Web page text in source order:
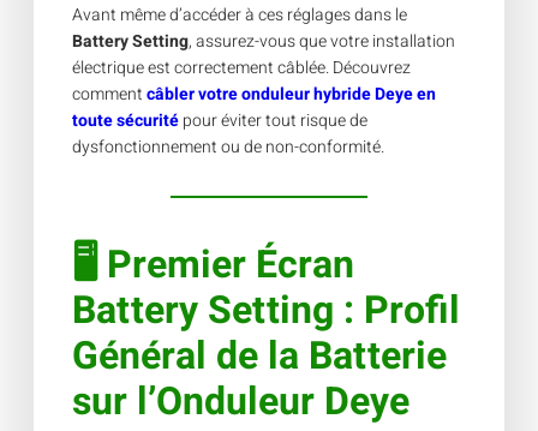
Avant même d’accéder à ces réglages dans le
Battery Setting, assurez-vous que votre installation
électrique est correctement câblée. Découvrez
commentcâbler votre onduleur hybride Deye en
toute sécuritépour éviter tout risque de
dysfonctionnement ou de non-conformité.
🖥Premier Écran
Battery Setting : Profil
Général de la Batterie
sur l’Onduleur Deye